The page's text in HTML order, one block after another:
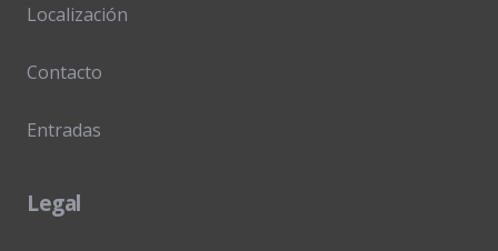
Localización
Contacto
Entradas
Legal